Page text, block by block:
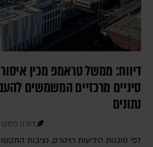
דיווח: ממשל טראמפ מכין
סיניים מרכזיים המשמשים
נתונים
דורון
לפי סוכנות הידיעות רויטרס, נציבות